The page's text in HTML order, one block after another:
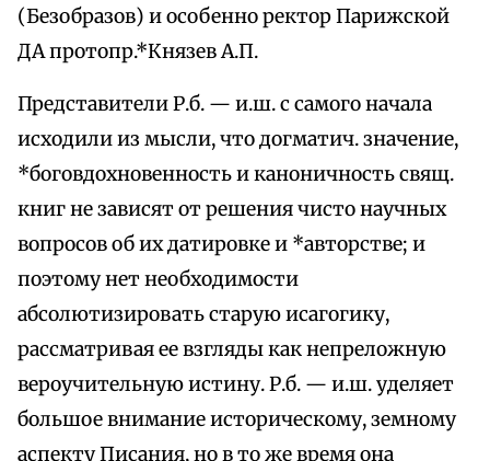
(Безобразов) и особенно ректор Парижской
ДА протопр.*Князев А.П.
Представители Р.б. — и.ш. с самого начала
исходили из мысли, что догматич. значение,
*боговдохновенность и каноничность свящ.
книг не зависят от решения чисто научных
вопросов об их датировке и *авторстве; и
поэтому нет необходимости
абсолютизировать старую исагогику,
рассматривая ее взгляды как непреложную
вероучительную истину. Р.б. — и.ш. уделяет
большое внимание историческому, земному
аспекту Писания, но в то же время она